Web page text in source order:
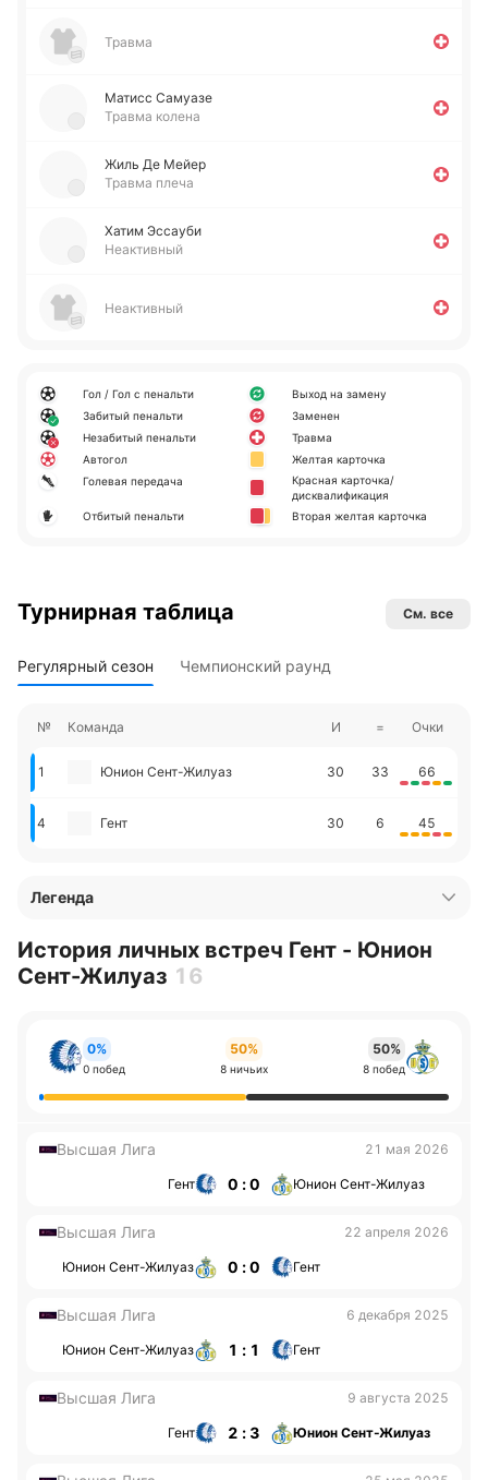
Травма
Матисс Са­муа­зе
Травма колена
Жиль Де Мейер
Травма плеча
Хатим Эссау­би
Неактивный
Неактивный
Гол / Гол с пенальти
Забитый пенальти
Незабитый пенальти
Автогол
Голевая передача
Отбитый пенальти
Выход на замену
Заменен
Травма
Желтая карточка
Красная карточка/
дисквалификация
Вторая желтая карточка
Турнирная таблица См. все
Регулярный сезон Чемпионский раунд
№ Команда И = Очки
1 Юнион Сент-Жилуаз 30 33 66
4 Гент 30 6 45
Легенда
История личных встреч Гент - Юнион
Сент-Жилуаз 16
0%
0 побед
50%
8 ничьих
50%
8 побед
Высшая Лига 21 мая 2026
Гент 0 : 0 Юнион Сент-Жилуаз
Высшая Лига 22 апреля 2026
Юнион Сент-Жилуаз 0 : 0 Гент
Высшая Лига 6 декабря 2025
Юнион Сент-Жилуаз 1 : 1 Гент
Высшая Лига 9 августа 2025
Гент 2 : 3 Юнион Сент-Жилуаз